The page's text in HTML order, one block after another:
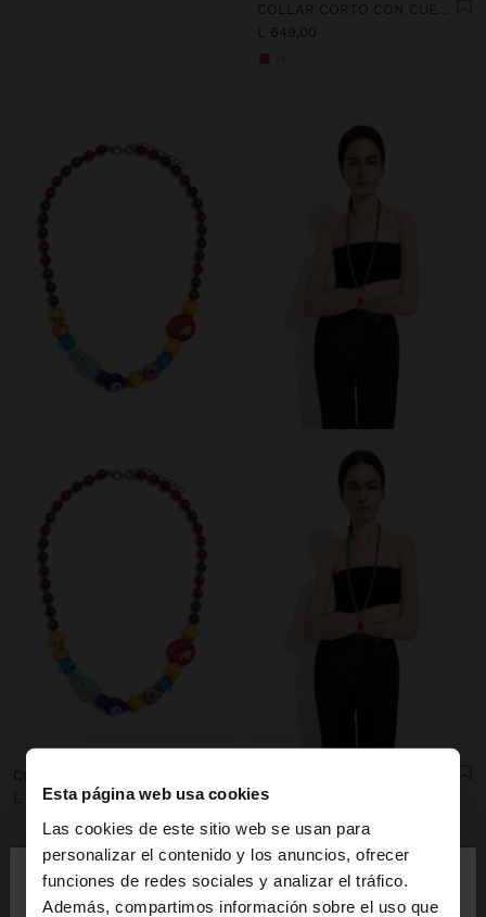
Esta página web usa cookies
Las cookies de este sitio web se usan para
personalizar el contenido y los anuncios, ofrecer
funciones de redes sociales y analizar el tráfico.
Además, compartimos información sobre el uso que
hola
COLLAR CORTO CON CUENTAS Y COLGANTE FLOR
L 649,00
L 649,00
L 649,00